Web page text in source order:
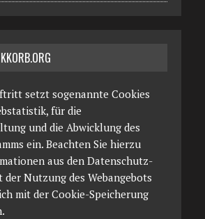
setzt sogenannte Cookies
für die
und die Abwicklung des
ein. Beachten Sie hierzu
aus den Datenschutz­
der Nutzung des Webangebots
mit der Cookie-Speicherung